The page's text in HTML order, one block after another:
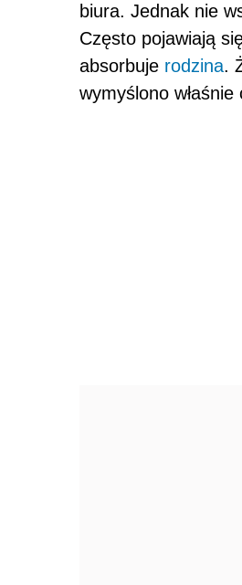
biura. Jednak nie
Często pojawiają
absorbuje rodzina.
wymyślono właśnie